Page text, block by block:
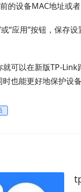
的设备MAC地址或者
“应用”按钮，保存
可以在新版TP-
也能更好地保护设